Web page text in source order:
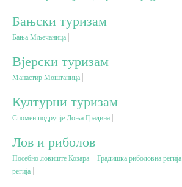
Бањски туризам
Авантура
Еко туризам
Културни туризам
Бањски туризам
Бања Мљечаница
Вјерски туризам
Манастир Моштаница
Културни туризам
Спомен подручје Доња Градина
Лов и риболов
Посебно ловиште Козара Градишка риболовна регија
регија